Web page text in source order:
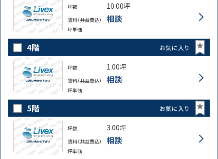
坪数 10.00坪
賃料（共益費込） 相談
坪単価
4階 お気に入り
坪数 1.00坪
賃料（共益費込） 相談
坪単価
5階 お気に入り
坪数 3.00坪
賃料（共益費込） 相談
坪単価